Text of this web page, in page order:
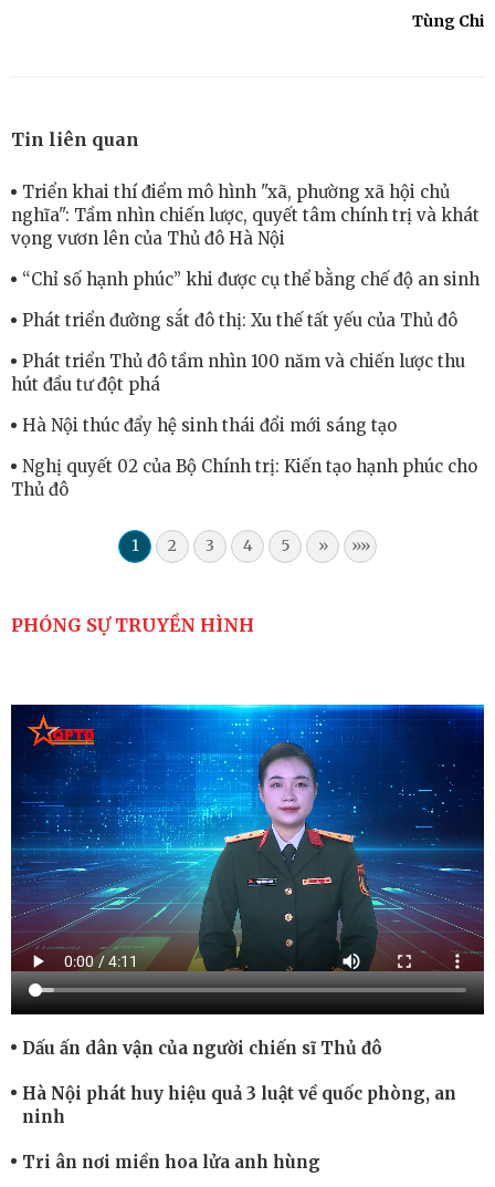
Tùng Chi
Tin liên quan
Triển khai thí điểm mô hình "xã, phường xã hội chủ
nghĩa": Tầm nhìn chiến lược, quyết tâm chính trị và khát
vọng vươn lên của Thủ đô Hà Nội
“Chỉ số hạnh phúc” khi được cụ thể bằng chế độ an sinh
Phát triển đường sắt đô thị: Xu thế tất yếu của Thủ đô
Phát triển Thủ đô tầm nhìn 100 năm và chiến lược thu
hút đầu tư đột phá
Hà Nội thúc đẩy hệ sinh thái đổi mới sáng tạo
Nghị quyết 02 của Bộ Chính trị: Kiến tạo hạnh phúc cho
Thủ đô
1 2 3 4 5 » »»
PHÓNG SỰ TRUYỀN HÌNH
Dấu ấn dân vận của người chiến sĩ Thủ đô
Hà Nội phát huy hiệu quả 3 luật về quốc phòng, an
ninh
Tri ân nơi miền hoa lửa anh hùng